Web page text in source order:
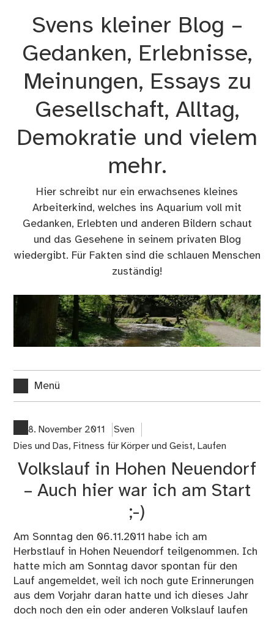
Svens kleiner Blog –
Gedanken, Erlebnisse,
Meinungen, Essays zu
Gesellschaft, Alltag,
Demokratie und vielem
mehr.
Hier schreibt nur ein erwachsenes kleines
Arbeiterkind, welches ins Aquarium voll mit
Gedanken, Erlebten und anderen Bildern schaut
und das Gesehene in seinem privaten Blog
wiedergibt. Für Fakten sind die schlauen Menschen
zuständig!
Menü
8. November 2011
Sven
Dies und Das, Fitness für Körper und Geist, Laufen
Volkslauf in Hohen Neuendorf
– Auch hier war ich am Start
;-)
Am Sonntag den 06.11.2011 habe ich am
Herbstlauf in Hohen Neuendorf teilgenommen. Ich
hatte mich am Sonntag davor spontan für den
Lauf angemeldet, weil ich noch gute Erinnerungen
aus dem Vorjahr daran hatte und ich dieses Jahr
doch noch den ein oder anderen Volkslauf laufen